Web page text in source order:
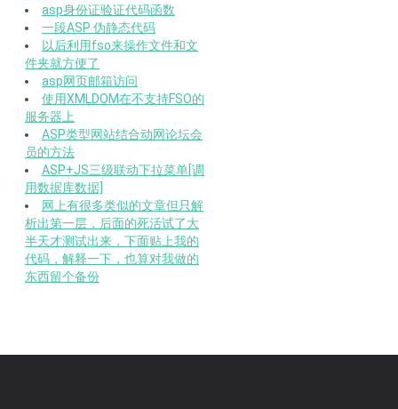
asp身份证验证代码函数
一段ASP 伪静态代码
以后利用fso来操作文件和文
件夹就方便了
asp网页邮箱访问
使用XMLDOM在不支持FSO的
服务器上
ASP类型网站结合动网论坛会
员的方法
ASP+JS三级联动下拉菜单[调
用数据库数据]
网上有很多类似的文章但只解
析出第一层，后面的死活试了大
半天才测试出来，下面贴上我的
代码，解释一下，也算对我做的
东西留个备份